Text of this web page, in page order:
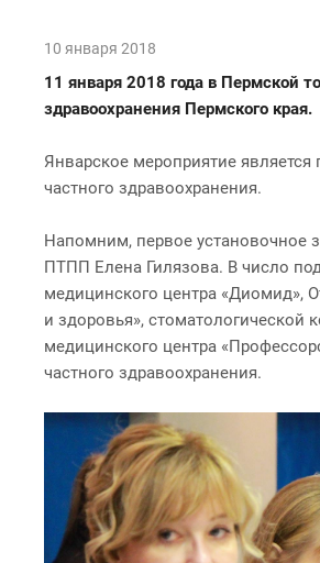
10 января 2018
11 января 2018 года в Пермской
здравоохранения Пермского края.
Январское мероприятие
частного здравоохранения.
Напомним, первое установочное
ПТПП Елена Гилязова. В число
медицинского центра «Диомид»,
и здоровья»,
медицинского центра
частного здравоохранения.